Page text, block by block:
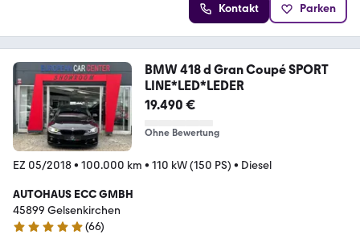
Kontakt Parken
BMW 418 d Gran Coupé SPORT
LINE*LED*LEDER
19.490 €
Ohne Bewertung
EZ 05/2018• 100.000 km • 110 kW (150 PS) • Diesel
AUTOHAUS ECC GMBH
45899 Gelsenkirchen
4.9 Sterne
(66)